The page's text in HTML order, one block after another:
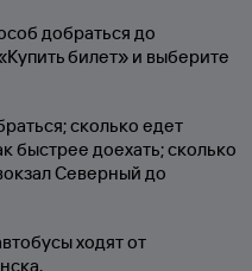
добраться до
билет» и выберите
сколько едет
быстрее доехать; сколько
Северный до
ходят от